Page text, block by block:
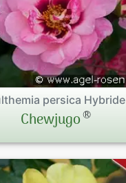
persica Hybride
Chewjugo®